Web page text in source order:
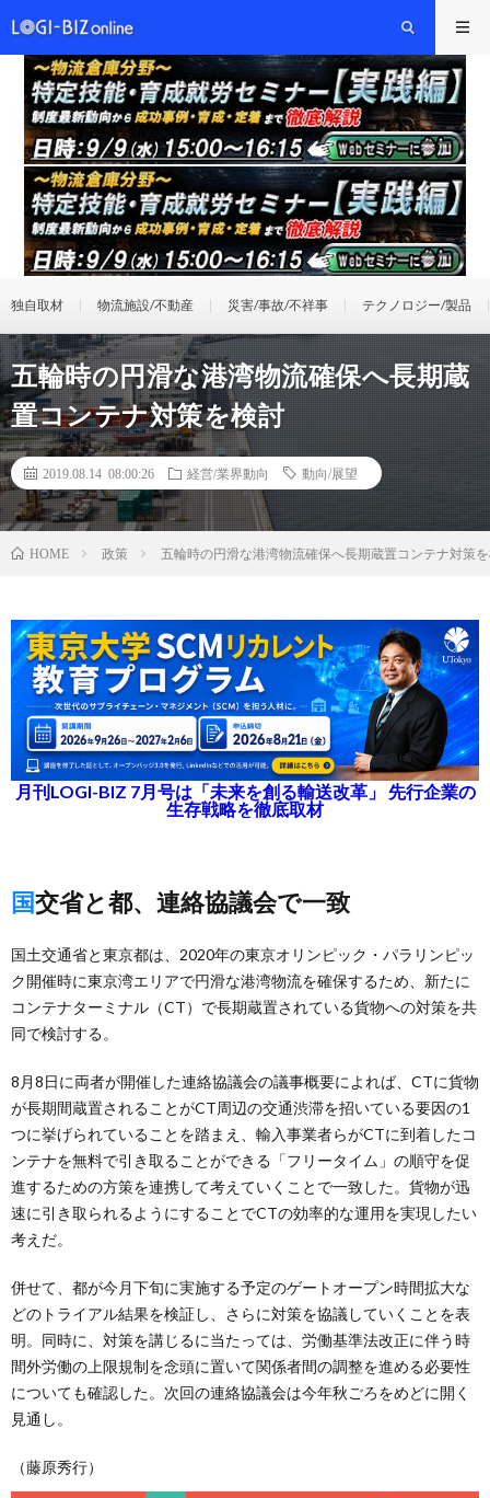
独自取材 物流施設/不動産 災害/事故/不祥事 テクノロジー/製品
五輪時の円滑な港湾物流確保へ長期蔵
置コンテナ対策を検討
2019.08.14 08:00:26 経営/業界動向 動向/展望
HOME 政策 五輪時の円滑な港湾物流確保へ長期蔵置コンテナ対策
月刊LOGI-BIZ 7月号は「未来を創る輸送改革」 先行企業の
生存戦略を徹底取材
国交省と都、連絡協議会で一致
国土交通省と東京都は、2020年の東京オリンピック・パラリンピッ
ク開催時に東京湾エリアで円滑な港湾物流を確保するため、新たに
コンテナターミナル（CT）で長期蔵置されている貨物への対策を共
同で検討する。
8月8日に両者が開催した連絡協議会の議事概要によれば、CTに貨物
が長期間蔵置されることがCT周辺の交通渋滞を招いている要因の1
つに挙げられていることを踏まえ、輸入事業者らがCTに到着したコ
ンテナを無料で引き取ることができる「フリータイム」の順守を促
進するための方策を連携して考えていくことで一致した。貨物が迅
速に引き取られるようにすることでCTの効率的な運用を実現したい
考えだ。
併せて、都が今月下旬に実施する予定のゲートオープン時間拡大な
どのトライアル結果を検証し、さらに対策を協議していくことを表
明。同時に、対策を講じるに当たっては、労働基準法改正に伴う時
間外労働の上限規制を念頭に置いて関係者間の調整を進める必要性
についても確認した。次回の連絡協議会は今年秋ごろをめどに開く
見通し。
（藤原秀行）